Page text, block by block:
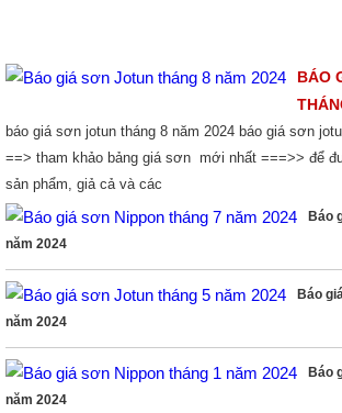
BÁO
báo giá sơn jotun tháng 8 năm 2024 báo giá sơn
==> tham khảo bảng giá sơn mới nhất ===>> để
sản phẩm, giả cả và các
Báo
năm 2024
Báo
năm 2024
Báo
năm 2024